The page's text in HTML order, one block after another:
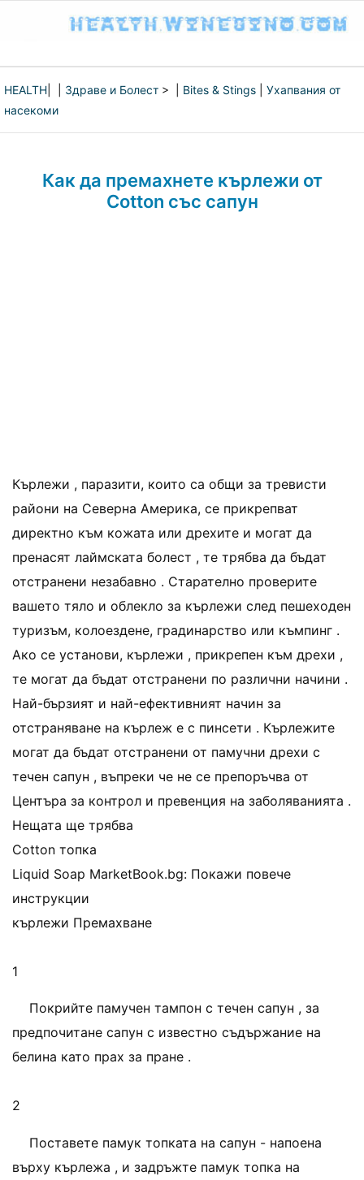
HEALTH Здраве и Болест > | Bites & Stings
Ухапвания от
насекоми
Как да премахнете кърлежи от
Cotton със сапун
Кърлежи , паразити, които са общи за тревисти
райони на Северна Америка, се прикрепват
директно към кожата или дрехите и могат да
пренасят лаймската болест , те трябва да бъдат
отстранени незабавно . Старателно проверите
вашето тяло и облекло за кърлежи след пешеходен
туризъм, колоездене, градинарство или къмпинг .
Ако се установи, кърлежи , прикрепен към дрехи ,
те могат да бъдат отстранени по различни начини .
Най-бързият и най-ефективният начин за
отстраняване на кърлеж е с пинсети . Кърлежите
могат да бъдат отстранени от памучни дрехи с
течен сапун , въпреки че не се препоръчва от
Центъра за контрол и превенция на заболяванията .
Нещата ще трябва
Cotton топка
Liquid Soap MarketBook.bg: Покажи повече
инструкции
кърлежи Премахване
1
Покрийте памучен тампон с течен сапун , за
предпочитане сапун с известно съдържание на
белина като прах за пране .
2
Поставете памук топката на сапун - напоена
върху кърлежа , и задръжте памук топка на